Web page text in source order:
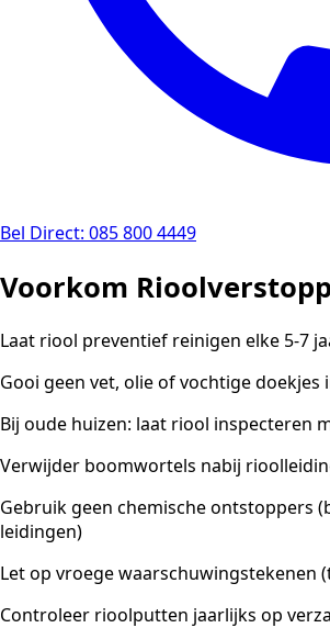
Bel Direct: 085 800 4449
Voorkom
Laat riool preventief reinigen elke 5-7
Gooi geen vet, olie of vochtige doekjes
Bij oude huizen: laat riool inspecteren
Verwijder boomwortels nabij
Gebruik geen chemische ontstoppers
leidingen)
Let op vroege waarschuwingstekenen
Controleer rioolputten jaarlijks op